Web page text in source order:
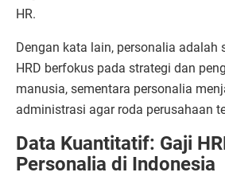
HR.
Dengan kata lain, personalia adalah
HRD berfokus pada strategi dan
manusia, sementara personalia
administrasi agar roda perusahaan
Data Kuantitatif: Gaji
Personalia di Indonesia